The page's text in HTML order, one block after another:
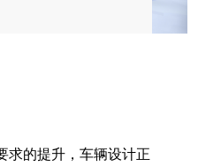
求的提升，车辆设计正